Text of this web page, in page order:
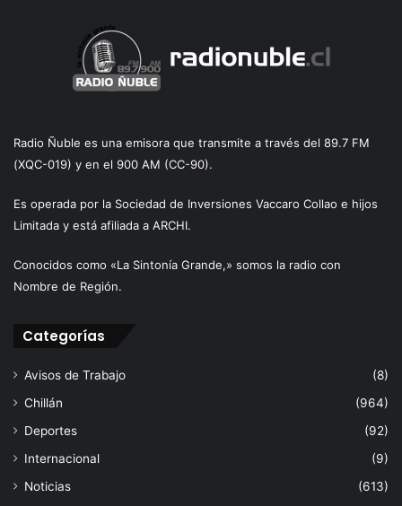
Radio Ñuble es una emisora que transmite a través del 89.7 FM
(XQC-019) y en el 900 AM (CC-90).
Es operada por la Sociedad de Inversiones Vaccaro Collao e hijos
Limitada y está afiliada a ARCHI.
Conocidos como «La Sintonía Grande,» somos la radio con
Nombre de Región.
Categorías
Avisos de Trabajo
(8)
Chillán
(964)
Deportes
(92)
Internacional
(9)
Noticias
(613)